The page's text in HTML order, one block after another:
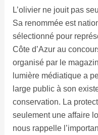
L’olivier ne jouit pas
Sa renommée est
sélectionné pour
Côte d’Azur au
organisé par le
lumière médiatique a
large public à son
conservation. La
seulement une affaire
nous rappelle